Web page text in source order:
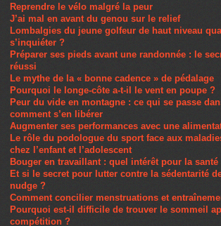
Reprendre le vélo malgré la peur
J’ai mal en avant du genou sur le relief
Lombalgies du jeune golfeur de haut niveau
s’inquiéter ?
Préparer ses pieds avant une randonnée : le
réussi
Le mythe de la « bonne cadence » de pédalage
Pourquoi le longe-côte a-t-il le vent en poupe ?
Peur du vide en montagne : ce qui se passe
comment s’en libérer
Augmenter ses performances avec une
Le rôle du podologue du sport face aux
chez l’enfant et l’adolescent
Bouger en travaillant : quel intérêt pour la santé
Et si le secret pour lutter contre la sédentarité
nudge ?
Comment concilier menstruations et
Pourquoi est-il difficile de trouver le sommeil
compétition ?